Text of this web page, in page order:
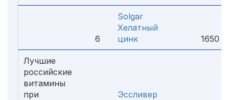
6
Solgar
Хелатный
цинк
1650 ₽
Лучшие
российские
витамины
при
Эссливер